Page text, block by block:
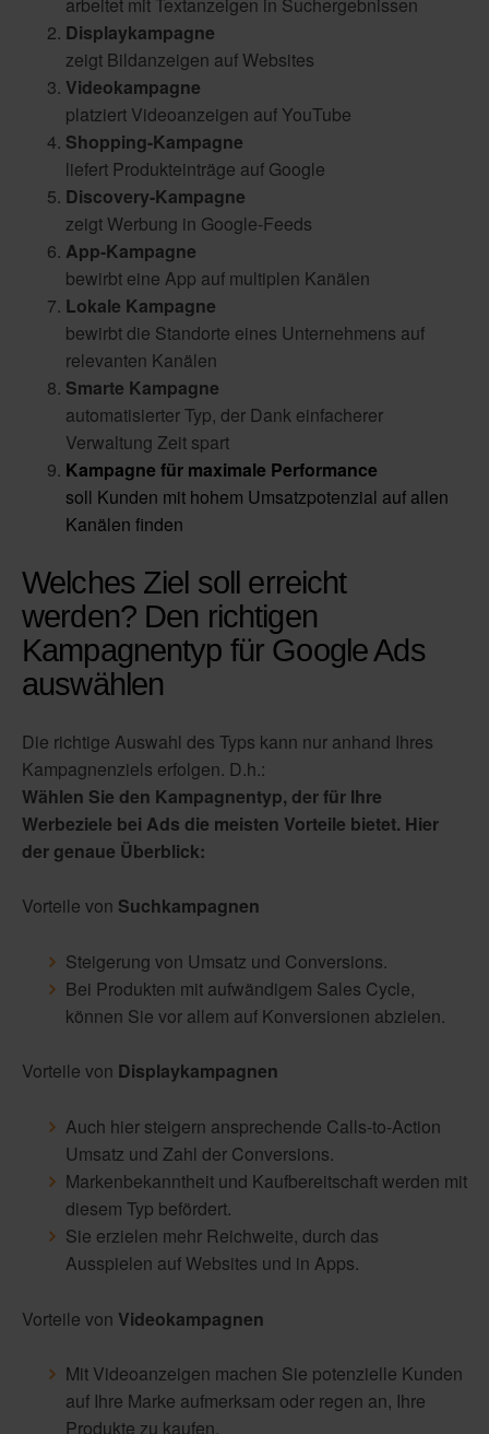
arbeitet mit Textanzeigen in Suchergebnissen
Displaykampagne
zeigt Bildanzeigen auf Websites
Videokampagne
platziert Videoanzeigen auf YouTube
Shopping-Kampagne
liefert Produkteinträge auf Google
Discovery-Kampagne
zeigt Werbung in Google-Feeds
App-Kampagne
bewirbt eine App auf multiplen Kanälen
Lokale Kampagne
bewirbt die Standorte eines Unternehmens auf
relevanten Kanälen
Smarte Kampagne
automatisierter Typ, der Dank einfacherer
Verwaltung Zeit spart
Kampagne für maximale Performance
soll Kunden mit hohem Umsatzpotenzial auf allen
Kanälen finden
Welches Ziel soll erreicht
werden? Den richtigen
Kampagnentyp für Google Ads
auswählen
Die richtige Auswahl des Typs kann nur anhand Ihres
Kampagnenziels erfolgen. D.h.:
Wählen Sie den Kampagnentyp, der für Ihre
Werbeziele bei Ads die meisten Vorteile bietet. Hier
der genaue Überblick:
Vorteile von Suchkampagnen
Steigerung von Umsatz und Conversions.
Bei Produkten mit aufwändigem Sales Cycle,
können Sie vor allem auf Konversionen abzielen.
Vorteile von Displaykampagnen
Auch hier steigern ansprechende Calls-to-Action
Umsatz und Zahl der Conversions.
Markenbekanntheit und Kaufbereitschaft werden mit
diesem Typ befördert.
Sie erzielen mehr Reichweite, durch das
Ausspielen auf Websites und in Apps.
Vorteile von Videokampagnen
Mit Videoanzeigen machen Sie potenzielle Kunden
auf Ihre Marke aufmerksam oder regen an, Ihre
Produkte zu kaufen.